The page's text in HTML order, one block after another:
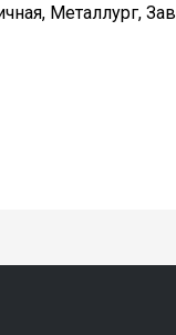
Металлург,